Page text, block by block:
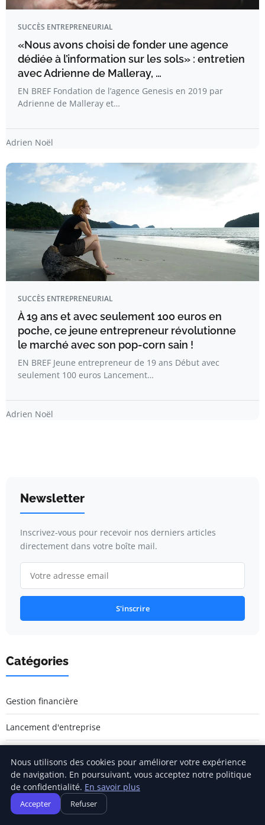
SUCCÈS ENTREPRENEURIAL
«Nous avons choisi de fonder une agence
dédiée à l’information sur les sols» : entretien
avec Adrienne de Malleray, …
EN BREF Fondation de l’agence Genesis en 2019 par
Adrienne de Malleray et…
Adrien Noël
SUCCÈS ENTREPRENEURIAL
À 19 ans et avec seulement 100 euros en
poche, ce jeune entrepreneur révolutionne
le marché avec son pop-corn sain !
EN BREF Jeune entrepreneur de 19 ans Début avec
seulement 100 euros Lancement…
Adrien Noël
Newsletter
Inscrivez-vous pour recevoir nos derniers articles
directement dans votre boîte mail.
S'inscrire
Catégories
Gestion financière
Lancement d'entreprise
Stratégies d'affaires
Succès entrepreneurial
Nous utilisons des cookies pour améliorer votre expérience
de navigation. En poursuivant, vous acceptez notre politique
de confidentialité. En savoir plus
Accepter Refuser